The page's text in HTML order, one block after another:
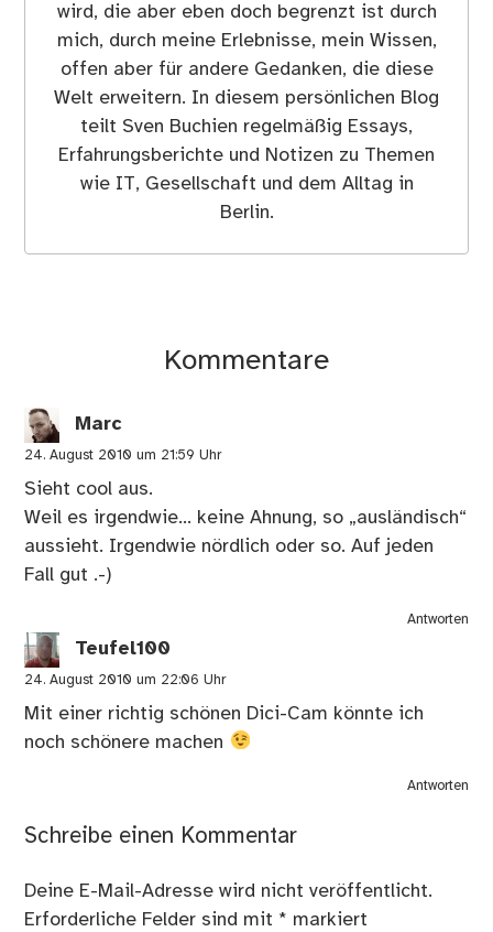
wird, die aber eben doch begrenzt ist durch
mich, durch meine Erlebnisse, mein Wissen,
offen aber für andere Gedanken, die diese
Welt erweitern. In diesem persönlichen Blog
teilt Sven Buchien regelmäßig Essays,
Erfahrungsberichte und Notizen zu Themen
wie IT, Gesellschaft und dem Alltag in
Berlin.
Kommentare
Marc
24. August 2010 um 21:59 Uhr
Sieht cool aus.
Weil es irgendwie… keine Ahnung, so „ausländisch“
aussieht. Irgendwie nördlich oder so. Auf jeden
Fall gut .-)
Antworten
Teufel100
24. August 2010 um 22:06 Uhr
Mit einer richtig schönen Dici-Cam könnte ich
noch schönere machen
Antworten
Schreibe einen Kommentar
Deine E-Mail-Adresse wird nicht veröffentlicht.
Erforderliche Felder sind mit * markiert